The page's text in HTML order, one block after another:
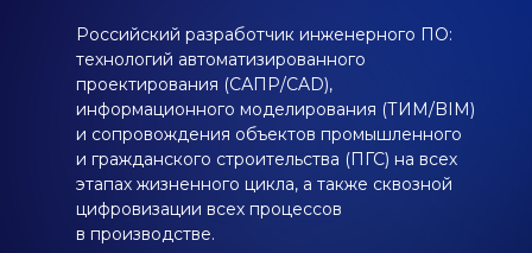
Российский разработчик инженерного ПО:
технологий автоматизированного
проектирования (САПР/CAD),
информационного моделирования (ТИМ/BIM)
и сопровождения объектов промышленного
и гражданского строительства (ПГС) на всех
этапах жизненного цикла, а также сквозной
цифровизации всех процессов
в производстве.